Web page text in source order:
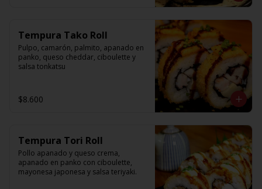
Tempura Tako Roll
Pulpo, camarón, palmito, apanado en
panko, queso cheddar, ciboulette y
salsa tonkatsu
$8.600
Tempura Tori Roll
Pollo apanado y queso crema,
apanado en panko con ciboulette,
mayonesa japonesa y salsa teriyaki.